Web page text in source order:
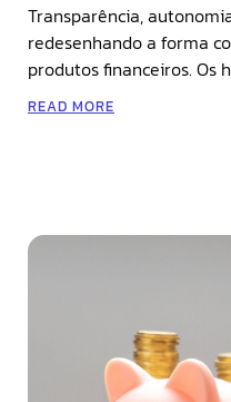
Transparência,
redesenhando a forma
produtos financeiros. Os
READ MORE